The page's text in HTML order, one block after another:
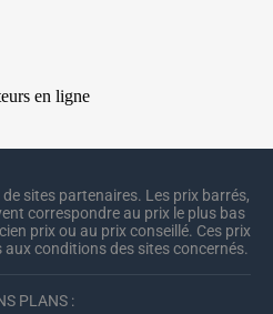
sites partenaires. Les prix barrés,
correspondre au prix le plus bas
prix ou au prix conseillé. Ces prix
conditions des sites concernés.
PLANS :